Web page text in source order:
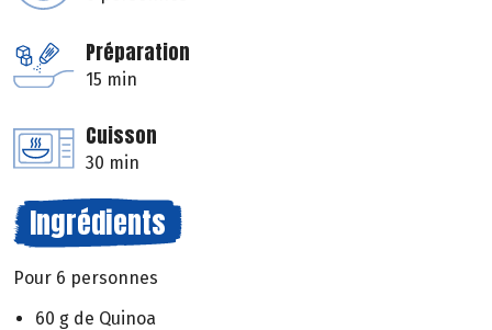
Préparation
15 min
Cuisson
30 min
Ingrédients
Pour 6 personnes
60 g de Quinoa